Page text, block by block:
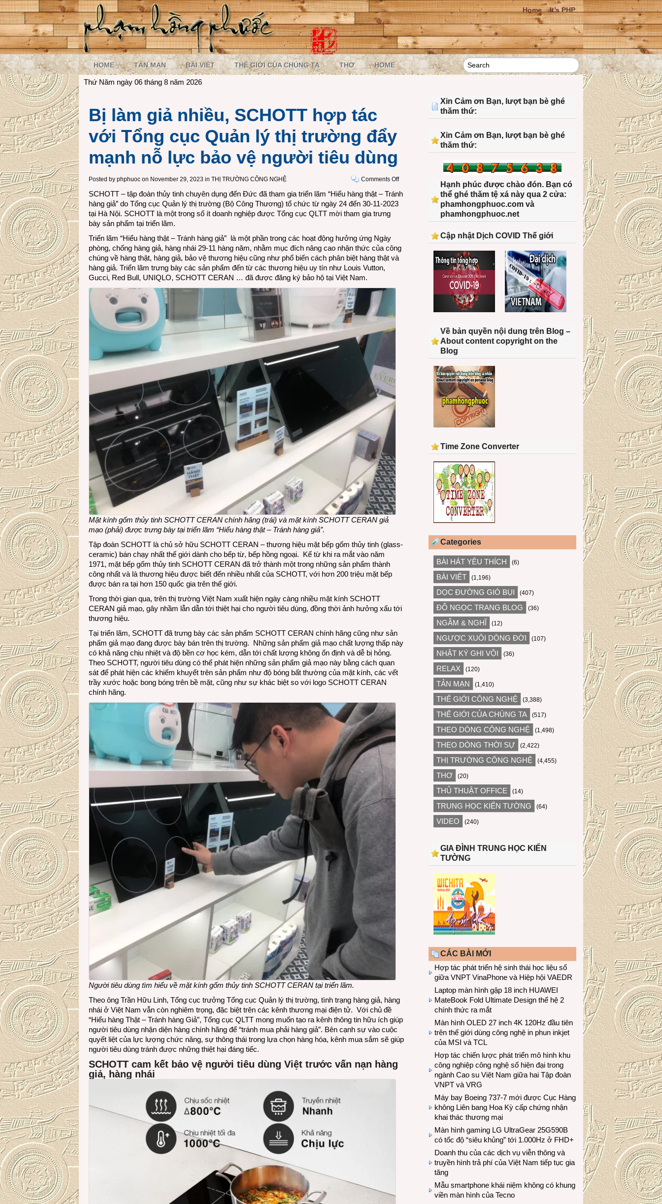
Home It’s PHP
HOME TẢN MẠN BÀI VIẾT THẾ GIỚI CỦA CHÚNG TA THƠ HOME
Thứ Năm ngày 06 tháng 8 năm 2026
Bị làm giả nhiều, SCHOTT hợp tác
với Tổng cục Quản lý thị trường đẩy
mạnh nỗ lực bảo vệ người tiêu dùng
Posted by phphuoc on November 29, 2023 in THỊ TRƯỜNG CÔNG NGHỆ Comments Offon
làm
tác
với
SCHOTT – tập đoàn thủy tinh chuyên dụng đến Đức đã tham gia triển lãm “Hiểu hàng thật – Tránh
hàng giả” do Tổng cục Quản lý thị trường (Bộ Công Thương) tổ chức từ ngày 24 đến 30-11-2023
tại Hà Nội. SCHOTT là một trong số ít doanh nghiệp được Tổng cục QLTT mời tham gia trưng
bày sản phẩm tại triển lãm.
Triển lãm “Hiểu hàng thật – Tránh hàng giả” là một phần trong các hoạt động hưởng ứng Ngày
phòng, chống hàng giả, hàng nhái 29-11 hàng năm, nhằm mục đích nâng cao nhận thức của công
chúng về hàng thật, hàng giả, bảo vệ thương hiệu cũng như phổ biến cách phân biệt hàng thật và
hàng giả. Triển lãm trưng bày các sản phẩm đến từ các thương hiệu uy tín như Louis Vutton,
Gucci, Red Bull, UNIQLO, SCHOTT CERAN … đã được đăng ký bảo hộ tại Việt Nam.
Mặt kính gốm thủy tinh SCHOTT CERAN chính hãng (trái) và mặt kính SCHOTT CERAN giả
mạo (phải) được trưng bày tại triển lãm “Hiểu hàng thật – Tránh hàng giả”.
Tập đoàn SCHOTT là chủ sở hữu SCHOTT CERAN – thương hiệu mặt bếp gốm thủy tinh (glass-
ceramic) bán chạy nhất thế giới dành cho bếp từ, bếp hồng ngoại. Kể từ khi ra mắt vào năm
1971, mặt bếp gốm thủy tinh SCHOTT CERAN đã trở thành một trong những sản phẩm thành
công nhất và là thương hiệu được biết đến nhiều nhất của SCHOTT, với hơn 200 triệu mặt bếp
được bán ra tại hơn 150 quốc gia trên thế giới.
Trong thời gian qua, trên thị trường Việt Nam xuất hiện ngày càng nhiều mặt kính SCHOTT
CERAN giả mạo, gây nhầm lẫn dẫn tới thiệt hại cho người tiêu dùng, đồng thời ảnh hưởng xấu tới
thương hiệu.
Tại triển lãm, SCHOTT đã trưng bày các sản phẩm SCHOTT CERAN chính hãng cũng như sản
phẩm giả mạo đang được bày bán trên thị trường. Những sản phẩm giả mạo chất lượng thấp này
có khả năng chịu nhiệt và độ bền cơ học kém, dẫn tới chất lượng không ổn định và dễ bị hỏng.
Theo SCHOTT, người tiêu dùng có thể phát hiện những sản phẩm giả mạo này bằng cách quan
sát để phát hiện các khiếm khuyết trên sản phẩm như độ bóng bất thường của mặt kính, các vết
trầy xước hoặc bong bóng trên bề mặt, cũng như sự khác biệt so với logo SCHOTT CERAN
chính hãng.
Người tiêu dùng tìm hiểu về mặt kính gốm thủy tinh SCHOTT CERAN tại triển lãm.
Theo ông Trần Hữu Linh, Tổng cục trưởng Tổng cục Quản lý thị trường, tình trạng hàng giả, hàng
nhái ở Việt Nam vẫn còn nghiêm trọng, đặc biệt trên các kênh thương mại điện tử. Với chủ đề
“Hiểu hàng Thật – Tránh hàng Giả”, Tổng cục QLTT mong muốn tạo ra kênh thông tin hữu ích giúp
người tiêu dùng nhận diện hàng chính hãng để “tránh mua phải hàng giả”. Bên cạnh sự vào cuộc
quyết liệt của lực lượng chức năng, sự thông thái trong lựa chọn hàng hóa, kênh mua sắm sẽ giúp
người tiêu dùng tránh được những thiệt hại đáng tiếc.
SCHOTT cam kết bảo vệ người tiêu dùng Việt trước vấn nạn hàng
giả, hàng nhái
Xin Cảm ơn Bạn, lượt bạn bè ghé
thăm thứ:
Xin Cảm ơn Bạn, lượt bạn bè ghé
thăm thứ:
Hạnh phúc được chào đón. Bạn có
thể ghé thăm tệ xá này qua 2 cửa:
phamhongphuoc.com và
phamhongphuoc.net
Cập nhật Dịch COVID Thế giới
Về bản quyền nội dung trên Blog –
About content copyright on the
Blog
Time Zone Converter
Categories
BÀI HÁT YÊU THÍCH (6)
BÀI VIẾT (1,196)
DỌC ĐƯỜNG GIÓ BỤI (407)
ĐỖ NGỌC TRANG BLOG (36)
NGẪM & NGHĨ (12)
NGƯỢC XUÔI DÒNG ĐỜI (107)
NHẬT KÝ GHI VỘI (36)
RELAX (120)
TẢN MẠN (1,410)
THẾ GIỚI CÔNG NGHỆ (3,388)
THẾ GIỚI CỦA CHÚNG TA (517)
THEO DÒNG CÔNG NGHỆ (1,498)
THEO DÒNG THỜI SỰ (2,422)
THỊ TRƯỜNG CÔNG NGHỆ (4,455)
THƠ (20)
THỦ THUẬT OFFICE (14)
TRUNG HỌC KIẾN TƯỜNG (64)
VIDEO (240)
GIA ĐÌNH TRUNG HỌC KIẾN
TƯỜNG
CÁC BÀI MỚI
Hợp tác phát triển hệ sinh thái học liệu số
giữa VNPT VinaPhone và Hiệp hội VAEDR
Laptop màn hình gập 18 inch HUAWEI
MateBook Fold Ultimate Design thế hệ 2
chính thức ra mắt
Màn hình OLED 27 inch 4K 120Hz đầu tiên
trên thế giới dùng công nghệ in phun inkjet
của MSI và TCL
Hợp tác chiến lược phát triển mô hình khu
công nghiệp công nghệ số hiện đại trong
ngành Cao su Việt Nam giữa hai Tập đoàn
VNPT và VRG
Máy bay Boeing 737-7 mới được Cục Hàng
không Liên bang Hoa Kỳ cấp chứng nhận
khai thác thương mại
Màn hình gaming LG UltraGear 25G590B
có tốc độ “siêu khủng” tới 1.000Hz ở FHD+
Doanh thu của các dịch vụ viễn thông và
truyền hình trả phí của Việt Nam tiếp tục gia
tăng
Mẫu smartphone khái niệm không có khung
viền màn hình của Tecno